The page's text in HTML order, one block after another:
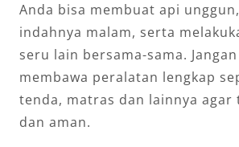
Anda bisa membuat api
indahnya malam, serta
seru lain bersama-sama.
membawa peralatan lengkap
tenda, matras dan lainnya agar
dan aman.